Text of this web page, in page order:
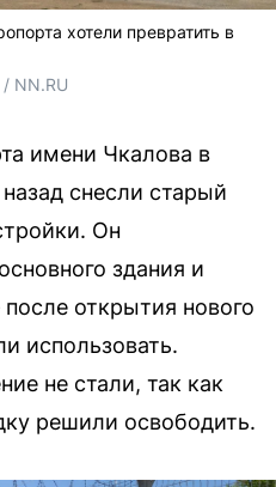
хотели превратить в
NN.RU
имени Чкалова в
снесли старый
Он
здания и
открытия нового
использовать.
не стали, так как
решили освободить.